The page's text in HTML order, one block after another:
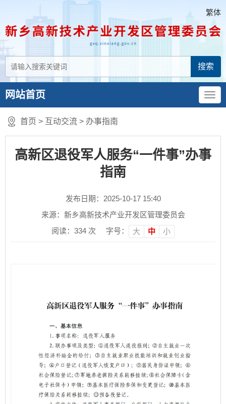
繁体
网站首页
首页 > 互动交流 > 办事指南
高新区退役军人服务“一件事”办事
指南
发布日期：2025-10-17 15:40
来源：新乡高新技术产业开发区管理委员会
阅读： 334 次 字号： 大 中 小